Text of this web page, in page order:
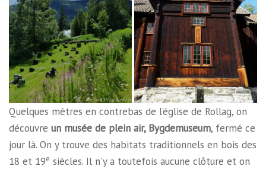
Quelques mètres en contrebas de l’église de Rollag, on
découvre un musée de plein air, Bygdemuseum, fermé ce
jour là. On y trouve des habitats traditionnels en bois des
18 et 19e siècles. Il n’y a toutefois aucune clôture et on